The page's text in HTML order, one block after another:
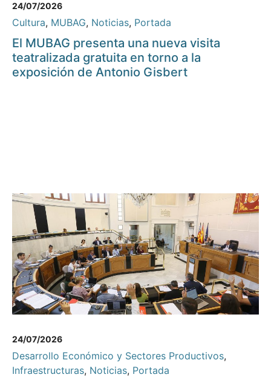
24/07/2026
Cultura, MUBAG, Noticias, Portada
El MUBAG presenta una nueva visita
teatralizada gratuita en torno a la
exposición de Antonio Gisbert
24/07/2026
Desarrollo Económico y Sectores Productivos,
Infraestructuras, Noticias, Portada